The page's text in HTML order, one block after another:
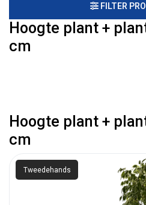
FILTER
Hoogte plant +
cm
Hoogte plant +
cm
Tweedehands